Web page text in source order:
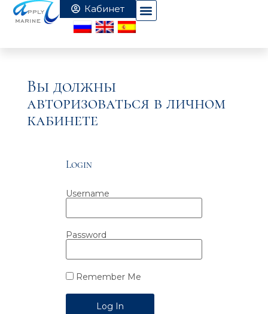
Вы должны
авторизоваться в личном
кабинете
Login
Username
Password
Remember Me